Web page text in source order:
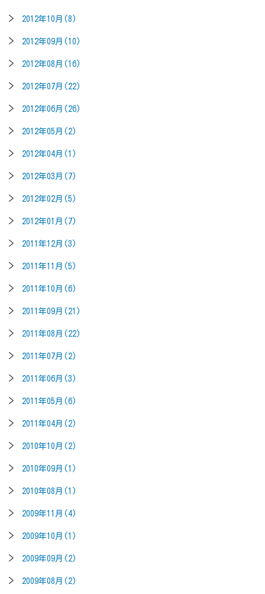
2012年10月(8)
2012年09月(10)
2012年08月(16)
2012年07月(22)
2012年06月(26)
2012年05月(2)
2012年04月(1)
2012年03月(7)
2012年02月(5)
2012年01月(7)
2011年12月(3)
2011年11月(5)
2011年10月(6)
2011年09月(21)
2011年08月(22)
2011年07月(2)
2011年06月(3)
2011年05月(6)
2011年04月(2)
2010年10月(2)
2010年09月(1)
2010年08月(1)
2009年11月(4)
2009年10月(1)
2009年09月(2)
2009年08月(2)